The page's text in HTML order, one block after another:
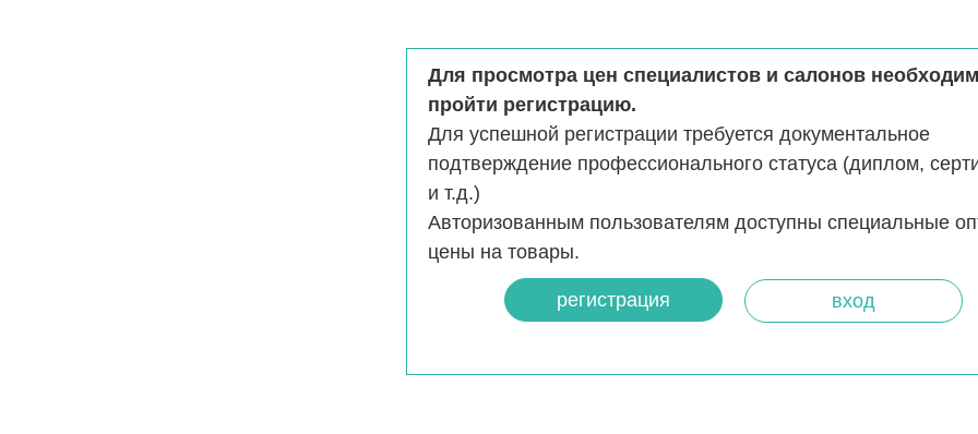
Для просмотра цен специалистов и салонов
пройти регистрацию.
Для успешной регистрации требуется документальное
подтверждение профессионального статуса (диплом,
и т.д.)
Авторизованным пользователям доступны специальные
цены на товары.
регистрация вход